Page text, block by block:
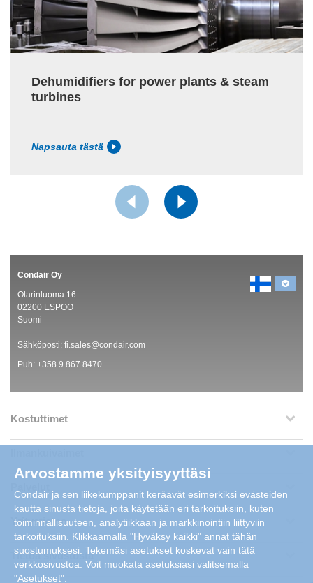
Dehumidifiers for power plants & steam
turbines
Napsauta tästä
Condair Oy
Olarinluoma 16
02200 ESPOO
Suomi
Sähköposti: fi.sales@condair.com
Puh: +358 9 867 8470
Kostuttimet
Yritystietoa
Tietoa sivustosta
Arvostamme yksityisyyttäsi
Condair ja sen liikekumppanit keräävät esimerkiksi evästeiden
kautta sinusta tietoja, joita käytetään eri tarkoituksiin, kuten
toiminnallisuuteen, analytiikkaan ja markkinointiin liittyviin
tarkoituksiin. Klikkaamalla "Hyväksy kaikki" annat tähän
suostumuksesi. Tekemäsi asetukset koskevat vain tätä
verkkosivustoa. Voit muokata asetuksiasi valitsemalla
"Asetukset".